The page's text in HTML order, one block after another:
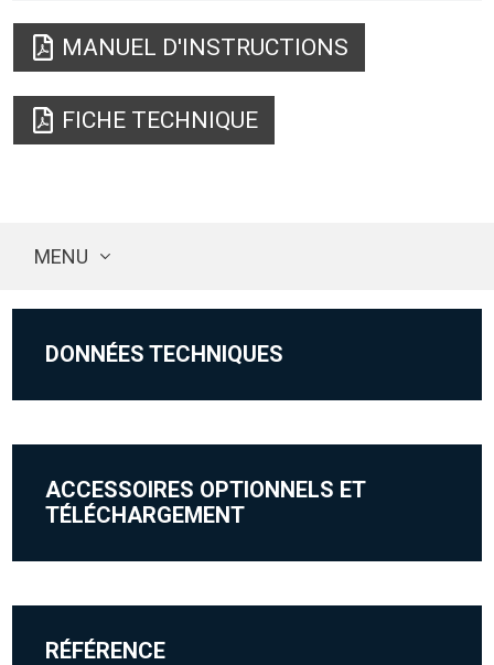
MANUEL D'INSTRUCTIONS
FICHE TECHNIQUE
MENU
DONNÉES TECHNIQUES
ACCESSOIRES OPTIONNELS ET
TÉLÉCHARGEMENT
RÉFÉRENCE